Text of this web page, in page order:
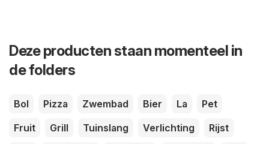
Deze producten staan momenteel in
de folders
Bol Pizza Zwembad Bier La
Pet
Fruit
Grill Tuinslang Verlichting
Rijst